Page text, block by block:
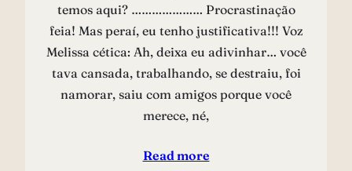
temos aqui? ………………… Procrastinação
feia! Mas peraí, eu tenho justificativa!!! Voz
Melissa cética: Ah, deixa eu adivinhar… você
tava cansada, trabalhando, se destraiu, foi
namorar, saiu com amigos porque você
merece, né,
Read more